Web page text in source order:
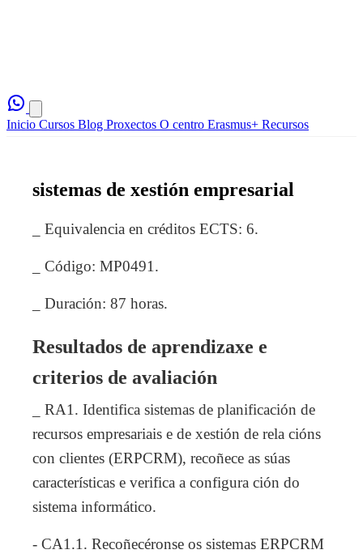
Inicio Cursos Blog Proxectos O centro Erasmus+ Recursos
sistemas de xestión empresarial
_ Equivalencia en créditos ECTS: 6.
_ Código: MP0491.
_ Duración: 87 horas.
Resultados de aprendizaxe e
criterios de avaliación
_ RA1. Identifica sistemas de planificación de
recursos empresariais e de xestión de rela cións
con clientes (ERPCRM), recoñece as súas
características e verifica a configura ción do
sistema informático.
- CA1.1. Recoñecéronse os sistemas ERPCRM